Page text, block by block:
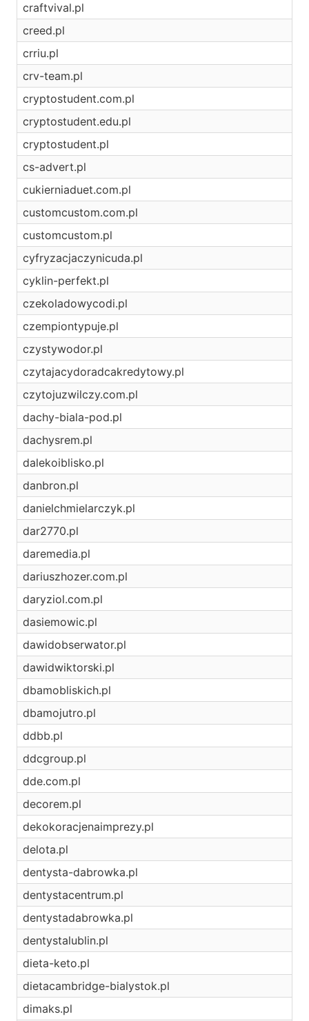
craftvival.pl
creed.pl
crriu.pl
crv-team.pl
cryptostudent.com.pl
cryptostudent.edu.pl
cryptostudent.pl
cs-advert.pl
cukierniaduet.com.pl
customcustom.com.pl
customcustom.pl
cyfryzacjaczynicuda.pl
cyklin-perfekt.pl
czekoladowycodi.pl
czempiontypuje.pl
czystywodor.pl
czytajacydoradcakredytowy.pl
czytojuzwilczy.com.pl
dachy-biala-pod.pl
dachysrem.pl
dalekoiblisko.pl
danbron.pl
danielchmielarczyk.pl
dar2770.pl
daremedia.pl
dariuszhozer.com.pl
daryziol.com.pl
dasiemowic.pl
dawidobserwator.pl
dawidwiktorski.pl
dbamobliskich.pl
dbamojutro.pl
ddbb.pl
ddcgroup.pl
dde.com.pl
decorem.pl
dekokoracjenaimprezy.pl
delota.pl
dentysta-dabrowka.pl
dentystacentrum.pl
dentystadabrowka.pl
dentystalublin.pl
dieta-keto.pl
dietacambridge-bialystok.pl
dimaks.pl